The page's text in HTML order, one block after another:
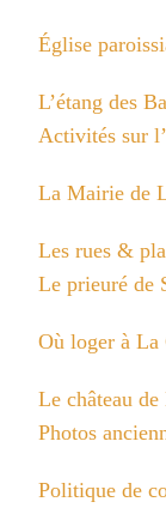
Église
L’étang des
Activités sur
La Mairie de
Les rues &
Le prieuré
Où loger à La
Le château de
Photos
Politique de